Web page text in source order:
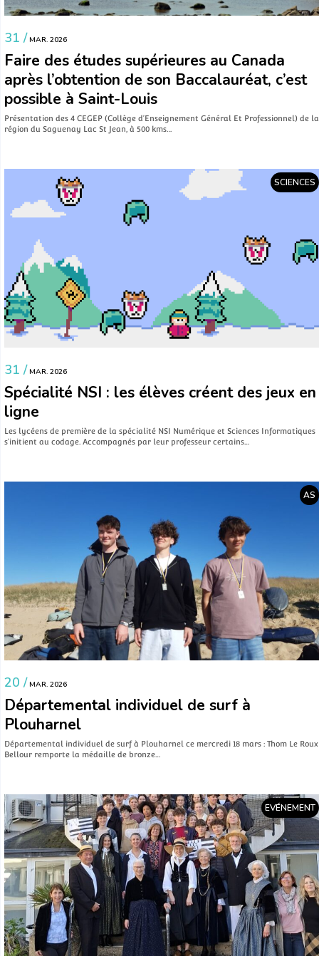
31 / MAR. 2026
Faire des études supérieures au Canada
après l’obtention de son Baccalauréat, c’est
possible à Saint-Louis
Présentation des 4 CEGEP (Collège d’Enseignement Général Et Professionnel) de la
région du Saguenay Lac St Jean, à 500 kms…
SCIENCES
31 / MAR. 2026
Spécialité NSI : les élèves créent des jeux en
ligne
Les lycéens de première de la spécialité NSI Numérique et Sciences Informatiques
s’initient au codage. Accompagnés par leur professeur certains…
AS
20 / MAR. 2026
Départemental individuel de surf à
Plouharnel
Départemental individuel de surf à Plouharnel ce mercredi 18 mars : Thom Le Roux
Bellour remporte la médaille de bronze…
EVÉNEMENT